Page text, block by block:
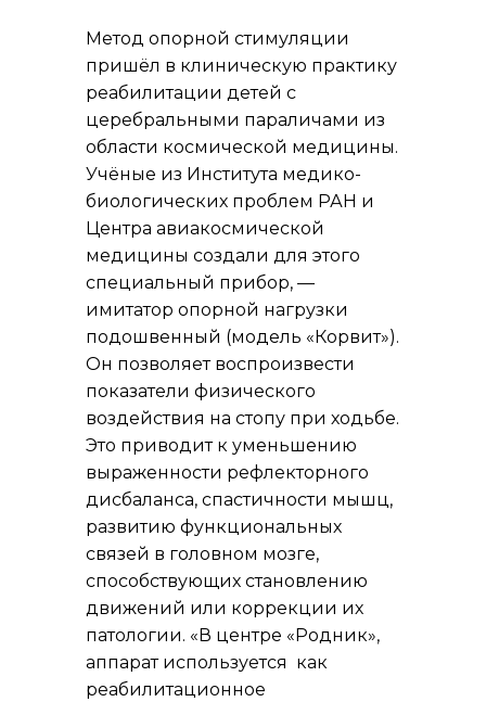
Метод опорной стимуляции
пришёл в клиническую практику
реабилитации детей с
церебральными параличами из
области космической медицины.
Учёные из Института медико-
биологических проблем РАН и
Центра авиакосмической
медицины создали для этого
специальный прибор, —
имитатор опорной нагрузки
подошвенный (модель «Корвит»).
Он позволяет воспроизвести
показатели физического
воздействия на стопу при ходьбе.
Это приводит к уменьшению
выраженности рефлекторного
дисбаланса, спастичности мышц,
развитию функциональных
связей в головном мозге,
способствующих становлению
движений или коррекции их
патологии. «В центре «Родник»,
аппарат используется как
реабилитационное